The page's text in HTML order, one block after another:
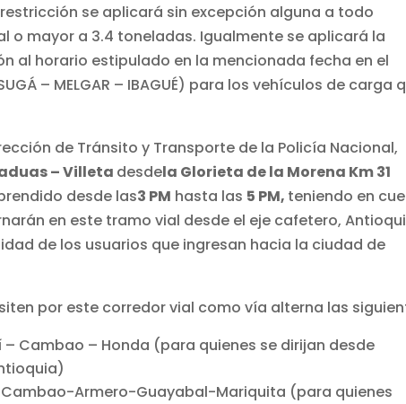
restricción se aplicará sin excepción alguna a todo
o mayor a 3.4 toneladas. Igualmente se aplicará la
al horario estipulado en la mencionada fecha en el
– MELGAR – IBAGUÉ) para los vehículos de carga
de Tránsito y Transporte de la Policía Nacional,
– Villeta desdela Glorieta de la Morena Km 31
desde las3 PM hasta las 5 PM, teniendo en
en este tramo vial desde el eje cafetero,
de los usuarios que ingresan hacia la ciudad de
por este corredor vial como vía alterna las
– Cambao – Honda (para quienes se dirijan desde
Armero-Guayabal-Mariquita (para quienes